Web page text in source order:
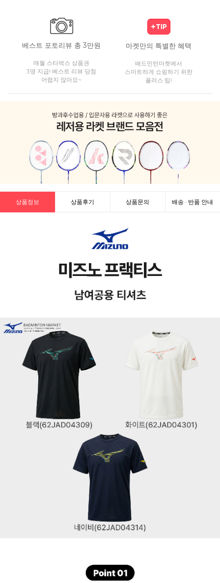
베스트 포토리뷰 총 3만원
매월 스타벅스 상품권
3명 지급! 베스트 리뷰 당첨
어렵지 않아요~
마켓만의 특별한 혜택
배드민턴마켓에서
스마트하게 쇼핑하기 위한
플러스 팁!
상품정보 상품후기 상품문의 배송 · 반품 안내